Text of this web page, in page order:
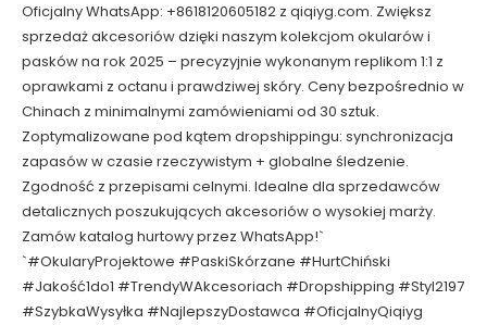
Oficjalny WhatsApp: +8618120605182 z qiqiyg.com. Zwiększ
sprzedaż akcesoriów dzięki naszym kolekcjom okularów i
pasków na rok 2025 – precyzyjnie wykonanym replikom 1:1 z
oprawkami z octanu i prawdziwej skóry. Ceny bezpośrednio w
Chinach z minimalnymi zamówieniami od 30 sztuk.
Zoptymalizowane pod kątem dropshippingu: synchronizacja
zapasów w czasie rzeczywistym + globalne śledzenie.
Zgodność z przepisami celnymi. Idealne dla sprzedawców
detalicznych poszukujących akcesoriów o wysokiej marży.
Zamów katalog hurtowy przez WhatsApp!`
`#OkularyProjektowe #PaskiSkórzane #HurtChiński
#Jakość1do1 #TrendyWAkcesoriach #Dropshipping #Styl2197
#SzybkaWysyłka #NajlepszyDostawca #OficjalnyQiqiyg